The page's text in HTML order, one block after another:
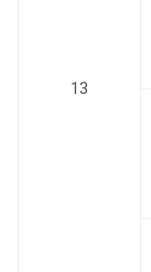
13